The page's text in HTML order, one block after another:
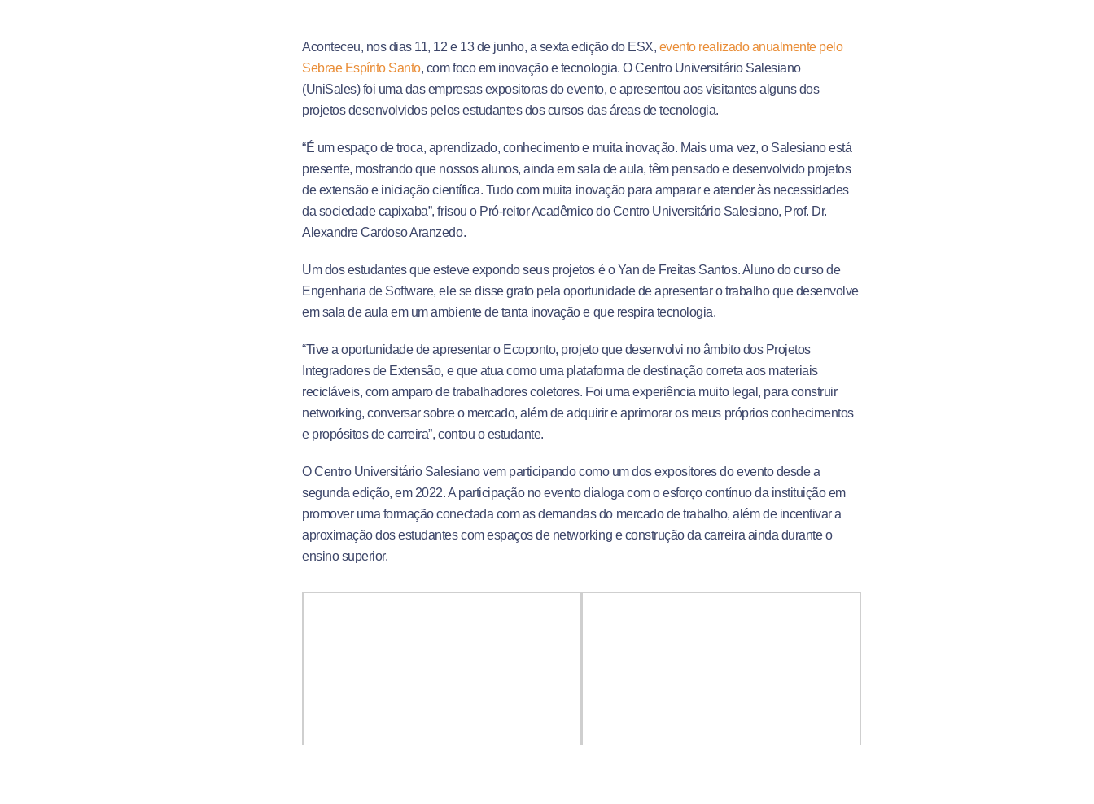
Aconteceu, nos dias 11, 12 e 13 de junho, a sexta edição do ESX, evento realizado anualmente pelo
Sebrae Espírito Santo, com foco em inovação e tecnologia. O Centro Universitário Salesiano
(UniSales) foi uma das empresas expositoras do evento, e apresentou aos visitantes alguns dos
projetos desenvolvidos pelos estudantes dos cursos das áreas de tecnologia.
“É um espaço de troca, aprendizado, conhecimento e muita inovação. Mais uma vez, o Salesiano está
presente, mostrando que nossos alunos, ainda em sala de aula, têm pensado e desenvolvido projetos
de extensão e iniciação científica. Tudo com muita inovação para amparar e atender às necessidades
da sociedade capixaba”, frisou o Pró-reitor Acadêmico do Centro Universitário Salesiano, Prof. Dr.
Alexandre Cardoso Aranzedo.
Um dos estudantes que esteve expondo seus projetos é o Yan de Freitas Santos. Aluno do curso de
Engenharia de Software, ele se disse grato pela oportunidade de apresentar o trabalho que desenvolve
em sala de aula em um ambiente de tanta inovação e que respira tecnologia.
“Tive a oportunidade de apresentar o Ecoponto, projeto que desenvolvi no âmbito dos Projetos
Integradores de Extensão, e que atua como uma plataforma de destinação correta aos materiais
recicláveis, com amparo de trabalhadores coletores. Foi uma experiência muito legal, para construir
networking, conversar sobre o mercado, além de adquirir e aprimorar os meus próprios conhecimentos
e propósitos de carreira”, contou o estudante.
O Centro Universitário Salesiano vem participando como um dos expositores do evento desde a
segunda edição, em 2022. A participação no evento dialoga com o esforço contínuo da instituição em
promover uma formação conectada com as demandas do mercado de trabalho, além de incentivar a
aproximação dos estudantes com espaços de networking e construção da carreira ainda durante o
ensino superior.